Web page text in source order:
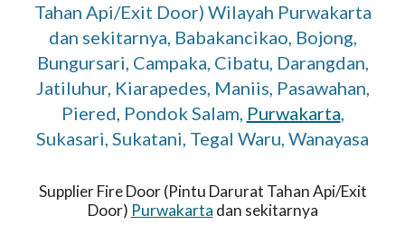
Tahan Api/Exit Door) Wilayah Purwakarta
dan sekitarnya, Babakancikao, Bojong,
Bungursari, Campaka, Cibatu, Darangdan,
Jatiluhur, Kiarapedes, Maniis, Pasawahan,
Piered, Pondok Salam, Purwakarta,
Sukasari, Sukatani, Tegal Waru, Wanayasa
Supplier Fire Door (Pintu Darurat Tahan Api/Exit
Door) Purwakarta dan sekitarnya